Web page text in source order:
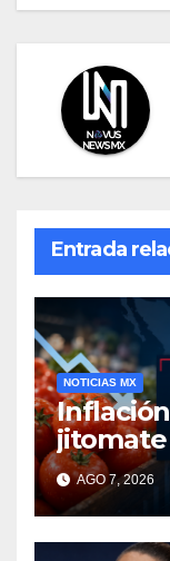
Entrada
NOTICIAS MX
Inflación
jitomate
cebolla
AGO 7, 2026